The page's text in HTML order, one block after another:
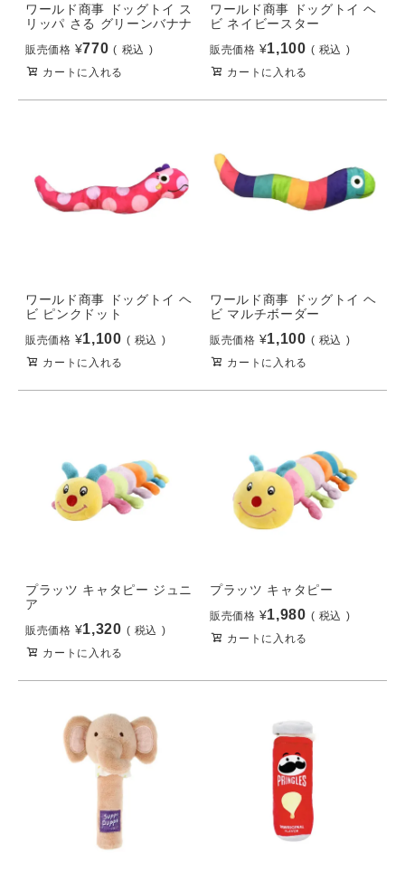
ワールド商事 ドッグトイ ス
リッパ さる グリーンバナナ
販売価格 ¥770
税込
カートに入れる
ワールド商事 ドッグトイ ヘ
ビ ネイビースター
販売価格 ¥1,100
税込
カートに入れる
ワールド商事 ドッグトイ ヘ
ビ ピンクドット
販売価格 ¥1,100
税込
カートに入れる
ワールド商事 ドッグトイ ヘ
ビ マルチボーダー
販売価格 ¥1,100
税込
カートに入れる
プラッツ キャタピー ジュニ
ア
販売価格 ¥1,320
税込
カートに入れる
プラッツ キャタピー
販売価格 ¥1,980
税込
カートに入れる